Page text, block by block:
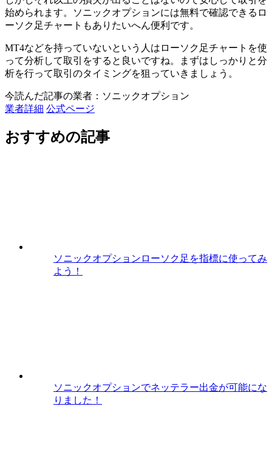
始められます。
ソニックオプションには無料で確認できるロ
ーソク足チャートもありたいへん便利です。
MT4などを持っていないという人はローソク足チャートを使
って分析して取引をすると良いですね。まずはしっかりと分
析を行って取引のタイミングを狙っていきましょう。
今読んだ記事の業者：ソニックオプション
業者詳細 公式ページ
おすすめの記事
ソニックオプションローソク足を指標に使ってみ
よう！
ソニックオプションでネッテラー出金が可能にな
りました！